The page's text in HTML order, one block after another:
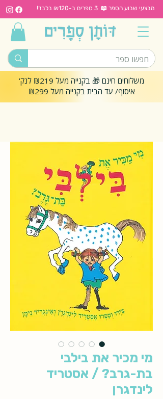
מבצעי שבוע הספר 📖 3 ספרים ב-₪120 בלבד!
משלוחים חינם 🎁 בקנייה מעל ₪219 לנק'
איסוף/ עד הבית בקנייה מעל ₪299
מי מכיר את בילבי
בת-גרב? / אסטריד
לינדגרן